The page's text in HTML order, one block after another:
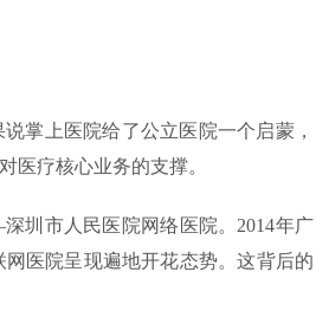
掌上医院给了公立医院一个启蒙，
医疗核心业务的支撑。
圳市人民医院网络医院。2014年广
医院呈现遍地开花态势。这背后的